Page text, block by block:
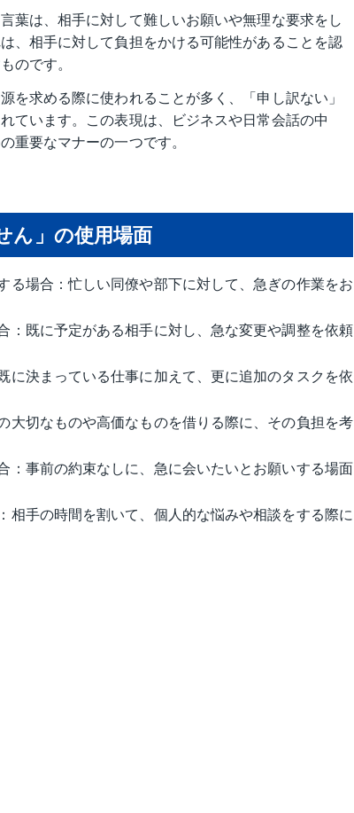
葉は、相手に対して難しいお願いや無理な要求をし
、相手に対して負担をかける可能性があることを認
のです。
を求める際に使われることが多く、「申し訳ない」
ています。この表現は、ビジネスや日常会話の中
重要なマナーの一つです。
ん」の使用場面
る場合：忙しい同僚や部下に対して、急ぎの作業をお
：既に予定がある相手に対し、急な変更や調整を依頼
に決まっている仕事に加えて、更に追加のタスクを依
大切なものや高価なものを借りる際に、その負担を考
：事前の約束なしに、急に会いたいとお願いする場面
相手の時間を割いて、個人的な悩みや相談をする際に